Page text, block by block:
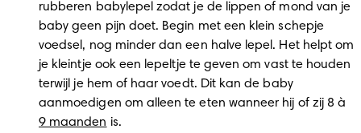
rubberen babylepel zodat je de lippen of mond van je
baby geen pijn doet. Begin met een klein schepje
voedsel, nog minder dan een halve lepel. Het helpt om
je kleintje ook een lepeltje te geven om vast te houden
terwijl je hem of haar voedt. Dit kan de baby
9 maanden is.